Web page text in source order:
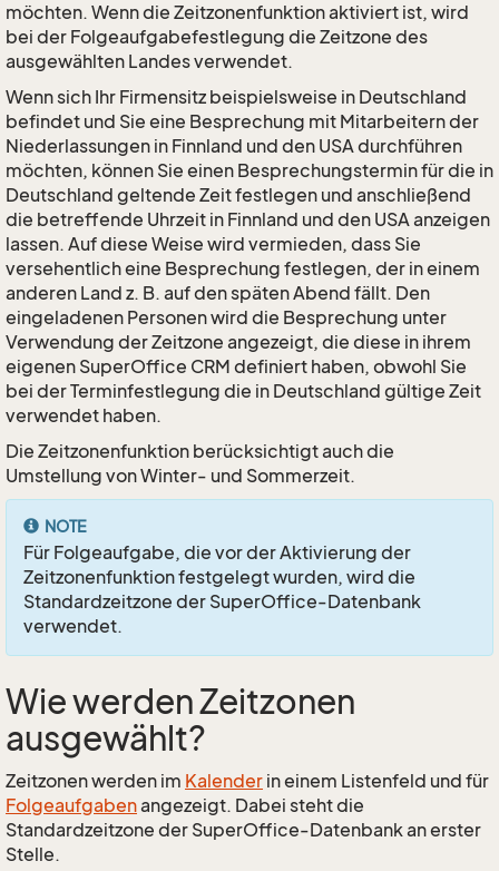
möchten. Wenn die Zeitzonenfunktion aktiviert ist, wird
bei der Folgeaufgabefestlegung die Zeitzone des
ausgewählten Landes verwendet.
Wenn sich Ihr Firmensitz beispielsweise in Deutschland
befindet und Sie eine Besprechung mit Mitarbeitern der
Niederlassungen in Finnland und den USA durchführen
möchten, können Sie einen Besprechungstermin für die in
Deutschland geltende Zeit festlegen und anschließend
die betreffende Uhrzeit in Finnland und den USA anzeigen
lassen. Auf diese Weise wird vermieden, dass Sie
versehentlich eine Besprechung festlegen, der in einem
anderen Land z. B. auf den späten Abend fällt. Den
eingeladenen Personen wird die Besprechung unter
Verwendung der Zeitzone angezeigt, die diese in ihrem
eigenen SuperOffice CRM definiert haben, obwohl Sie
bei der Terminfestlegung die in Deutschland gültige Zeit
verwendet haben.
Die Zeitzonenfunktion berücksichtigt auch die
Umstellung von Winter- und Sommerzeit.
NOTE
Für Folgeaufgabe, die vor der Aktivierung der
Zeitzonenfunktion festgelegt wurden, wird die
Standardzeitzone der SuperOffice-Datenbank
verwendet.
Wie werden Zeitzonen
ausgewählt?
Zeitzonen werden im Kalender in einem Listenfeld und für
Folgeaufgabenangezeigt. Dabei steht die
Standardzeitzone der SuperOffice-Datenbank an erster
Stelle.